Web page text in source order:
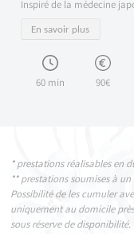
Inspiré de la médecine
En savoir plus
60 min 90€
* prestations réalisables en
** prestations soumises à
Possibilité de les cumuler
uniquement au domicile
sous réserve de disponibilité.